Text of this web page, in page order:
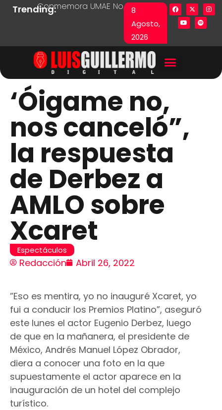
8
Agosto,
2026
Trending:Conmemora UMAE No. 71 Día de las y los
Lista en excel expone
‘Óigame no,
nos canceló”,
la respuesta
de Derbez a
AMLO sobre
Xcaret
Espectáculos
Redacción Abril 26, 2022
”Eso es mentira, yo no inauguré Xcaret, yo
fui a conducir los Premios Platino”, aseguró
este lunes el actor Eugenio Derbez, luego
de que en la mañanera, el presidente de
México, Andrés Manuel López Obrador,
diera a conocer una foto en la que
supuestamente el actor aparece en la
inauguración de un hotel del complejo
turístico.